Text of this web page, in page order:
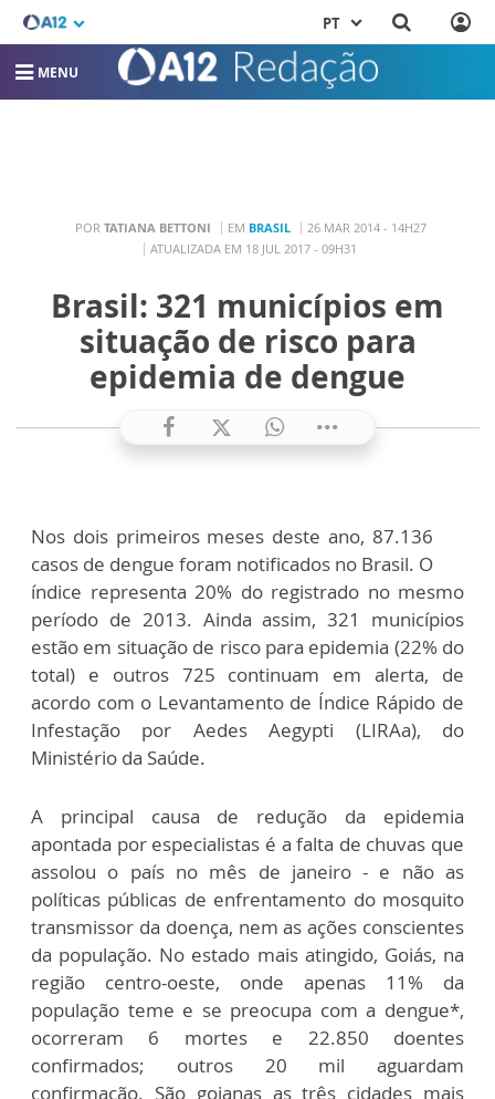
PT
MENU
POR TATIANA BETTONI EM BRASIL
26 MAR 2014 - 14H27
ATUALIZADA EM 18 JUL 2017 - 09H31
Brasil: 321 municípios em
situação de risco para
epidemia de dengue
Nos dois primeiros meses deste ano, 87.136
casos de dengue foram notificados no Brasil. O
índice representa 20% do registrado no mesmo
período de 2013. Ainda assim, 321 municípios
estão em situação de risco para epidemia (22% do
total) e outros 725 continuam em alerta, de
acordo com o Levantamento de Índice Rápido de
Infestação por Aedes Aegypti (LIRAa), do
Ministério da Saúde.
A principal causa de redução da epidemia
apontada por especialistas é a falta de chuvas que
assolou o país no mês de janeiro - e não as
políticas públicas de enfrentamento do mosquito
transmissor da doença, nem as ações conscientes
da população. No estado mais atingido, Goiás, na
região centro-oeste, onde apenas 11% da
população teme e se preocupa com a dengue*,
ocorreram 6 mortes e 22.850 doentes
confirmados; outros 20 mil aguardam
confirmação. São goianas as três cidades mais